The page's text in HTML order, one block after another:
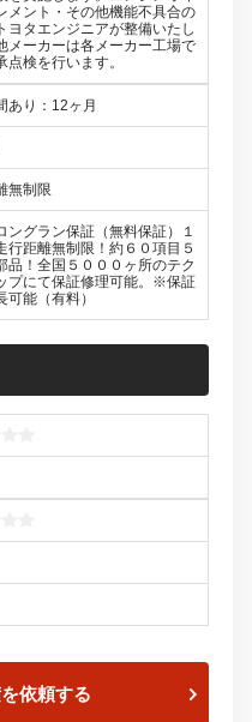
メント・その他機能不具合の
ヨタエンジニアが整備いたし
メーカーは各メーカー工場で
点検を行います。
あり：12ヶ月
無制限
ングラン保証（無料保証）１
行距離無制限！約６０項目５
品！全国５０００ヶ所のテク
プにて保証修理可能。※保証
可能（有料）
依頼する